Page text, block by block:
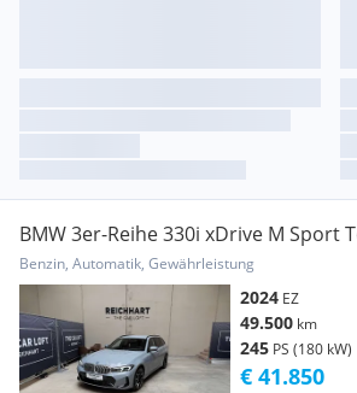
BMW 3er-Reihe 330i xDrive M Sport
LEASINGAKTION
Benzin, Automatik, Gewährleistung
2024 EZ
49.500 km
245 PS (180 kW)
€ 41.850